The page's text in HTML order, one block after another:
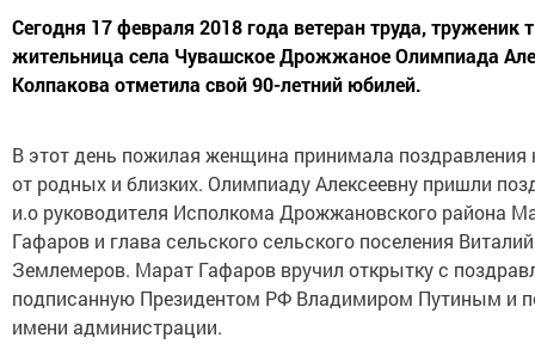
Сегодня 17 февраля 2018 года ветеран труда, труженик
жительница села Чувашское Дрожжаное Олимпиада
Колпакова отметила свой 90-летний юбилей.
В этот день пожилая женщина принимала поздравления
от родных и близких. Олимпиаду Алексеевну пришли
и.о руководителя Исполкома Дрожжановского района
Гафаров и глава сельского сельского поселения Виталий
Землемеров. Марат Гафаров вручил открытку с
подписанную Президентом РФ Владимиром Путиным и
имени администрации.